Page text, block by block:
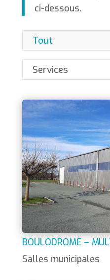
ci-dessous.
Tout
Services
BOULODROME –
Salles municipales